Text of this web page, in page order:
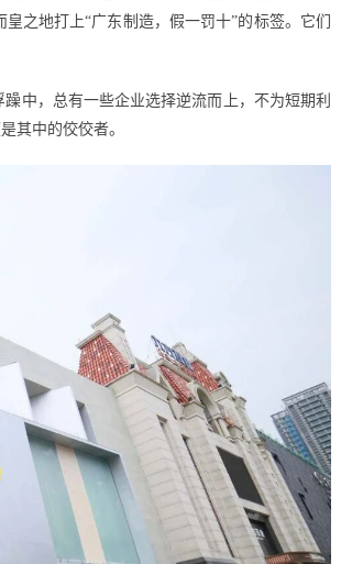
之地打上“广东制造，假一罚十”的标签。它们
中，总有一些企业选择逆流而上，不为短期利
其中的佼佼者。